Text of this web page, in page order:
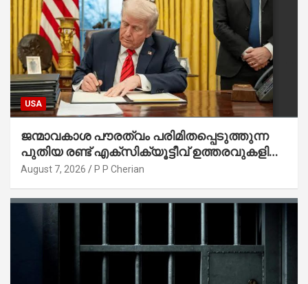
USA
ജന്മാവകാശ പൗരത്വം പരിമിതപ്പെടുത്തുന്ന
പുതിയ രണ്ട് എക്സിക്യൂട്ടീവ് ഉത്തരവുകളിൽ
ട്രംപ് ഒപ്പുവെച്ചു
August 7, 2026 P P Cherian